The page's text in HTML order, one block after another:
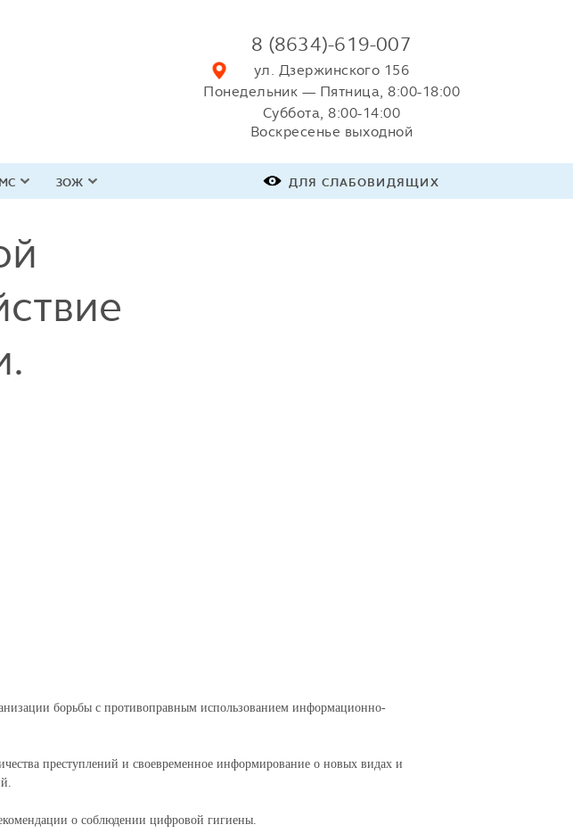
8 (8634)-619-007
ул. Дзержинского 156
Понедельник — Пятница, 8:00-18:00
Суббота, 8:00-14:00
Воскресенье выходной
ЗОЖ ДЛЯ СЛАБОВИДЯЩИХ
борьбы с противоправным использованием информационно-
преступлений и своевременное информирование о новых видах и
о соблюдении цифровой гигиены.